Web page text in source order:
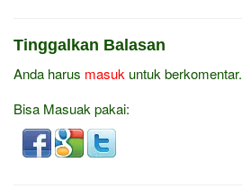
Tinggalkan Balasan
Anda harus masuk untuk berkomentar.
Bisa Masuak pakai: